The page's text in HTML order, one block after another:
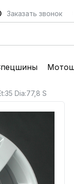
Заказать звонок
Dia:77,8 S